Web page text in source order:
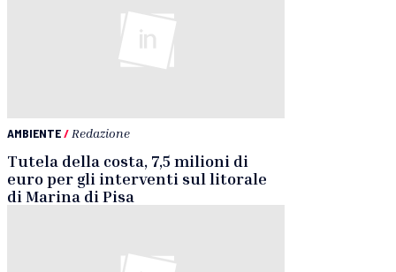
AMBIENTE/ Redazione
Tutela della costa, 7,5 milioni di
euro per gli interventi sul litorale
di Marina di Pisa